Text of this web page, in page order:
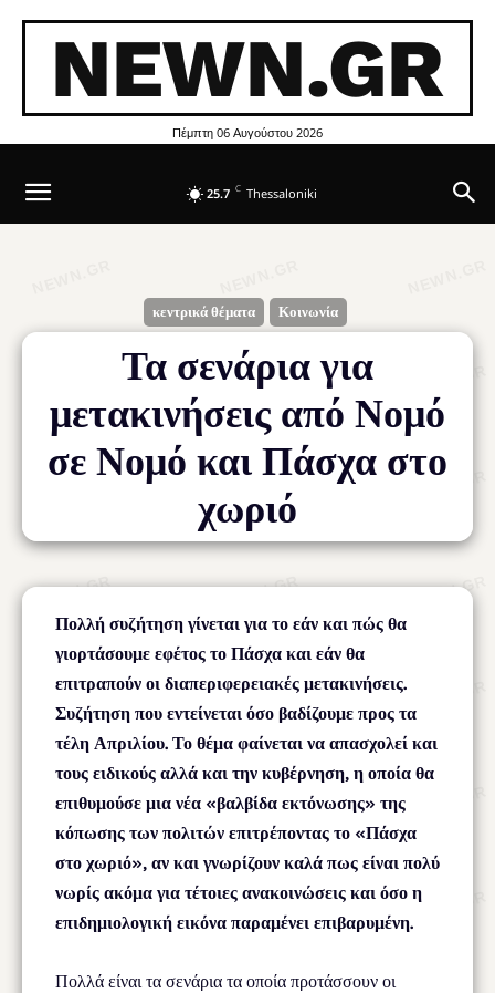
NEWN.GR
Πέμπτη 06 Αυγούστου 2026
25.7 C Thessaloniki
κεντρικά θέματα Κοινωνία
Τα σενάρια για
μετακινήσεις από Νομό
σε Νομό και Πάσχα στο
χωριό
Πολλή συζήτηση γίνεται για το εάν και πώς θα
γιορτάσουμε εφέτος το Πάσχα και εάν θα
επιτραπούν οι διαπεριφερειακές μετακινήσεις.
Συζήτηση που εντείνεται όσο βαδίζουμε προς τα
τέλη Απριλίου. Το θέμα φαίνεται να απασχολεί και
τους ειδικούς αλλά και την κυβέρνηση, η οποία θα
επιθυμούσε μια νέα «βαλβίδα εκτόνωσης» της
κόπωσης των πολιτών επιτρέποντας το «Πάσχα
στο χωριό», αν και γνωρίζουν καλά πως είναι πολύ
νωρίς ακόμα για τέτοιες ανακοινώσεις και όσο η
επιδημιολογική εικόνα παραμένει επιβαρυμένη.
Πολλά είναι τα σενάρια τα οποία προτάσσουν οι